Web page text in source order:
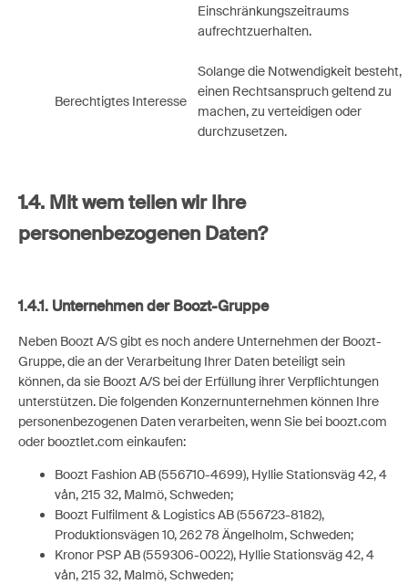
Einschränkungszeitraums
aufrechtzuerhalten.
Berechtigtes Interesse
Solange die Notwendigkeit besteht,
einen Rechtsanspruch geltend zu
machen, zu verteidigen oder
durchzusetzen.
1.4. Mit wem teilen wir Ihre
personenbezogenen Daten?
1.4.1. Unternehmen der Boozt-Gruppe
Neben Boozt A/S gibt es noch andere Unternehmen der Boozt-
Gruppe, die an der Verarbeitung Ihrer Daten beteiligt sein
können, da sie Boozt A/S bei der Erfüllung ihrer Verpflichtungen
unterstützen. Die folgenden Konzernunternehmen können Ihre
personenbezogenen Daten verarbeiten, wenn Sie bei boozt.com
oder booztlet.com einkaufen:
Boozt Fashion AB (556710-4699), Hyllie Stationsväg 42, 4
vån, 215 32, Malmö, Schweden;
Boozt Fulfilment & Logistics AB (556723-8182),
Produktionsvägen 10, 262 78 Ängelholm, Schweden;
Kronor PSP AB (559306-0022), Hyllie Stationsväg 42, 4
vån, 215 32, Malmö, Schweden;